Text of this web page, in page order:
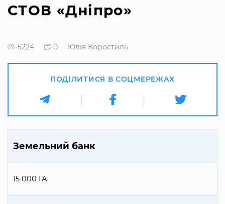
СТОВ «Дніпро»
5224 0 Юлія Коростиль
ПОДІЛИТИСЯ В СОЦМЕРЕЖАХ
Земельний банк
15 000 ГА